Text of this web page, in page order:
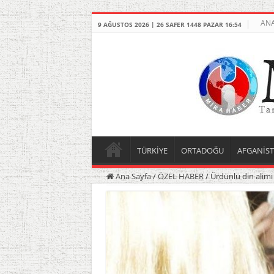
9 AĞUSTOS 2026 | 26 SAFER 1448 PAZAR 16:54
TÜRKİYE ORTADOĞU
Ana Sayfa/ÖZEL HABER/ Ürdünlü din alimi